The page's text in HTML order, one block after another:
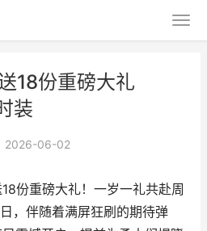
18份重磅大礼
装
2026-06-02
份重磅大礼！一岁一礼共赴周
伴随着满屏狂刷的期待弹